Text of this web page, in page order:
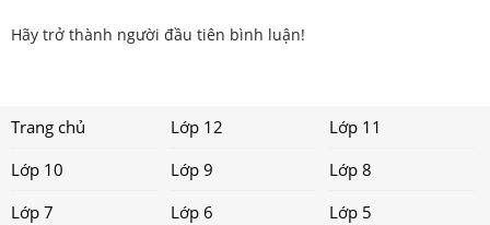
Hãy trở thành người đầu tiên bình luận!
Trang chủ Lớp 12
Lớp 11
Lớp 10
Lớp 9
Lớp 8
Lớp 7
Lớp 6 Lớp 5